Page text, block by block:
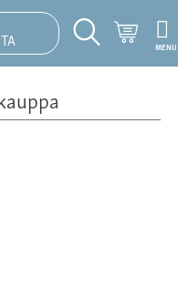
Hakutoiminto
MENU